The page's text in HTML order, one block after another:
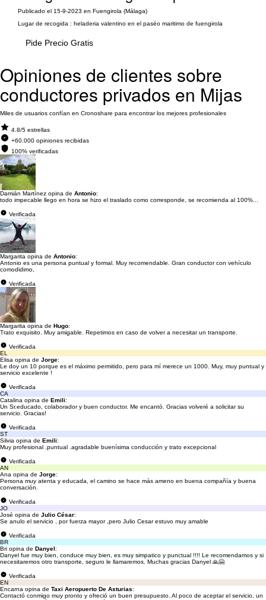
Publicado el 15-9-2023 en Fuengirola (Málaga)
Lugar de recogida : heladeria valentino en el paséo maritimo de fuengirola
Pide Precio Gratis
Opiniones de clientes sobre
conductores privados en Mijas
Miles de usuarios confían en Cronoshare para encontrar los mejores profesionales
4.8/5 estrellas
+60.000 opiniones recibidas
100% verificadas
Damián Martínez opina de Antonio:
todo impecable llego en hora se hizo el traslado como corresponde, se recomienda al 100%...
Verificada
Margarita opina de Antonio:
Antonio es una persona puntual y formal. Muy recomendable. Gran conductor con vehículo
comodidimo,
Verificada
Margarita opina de Hugo:
Trato exquisito. Muy amigable. Repetimos en caso de volver a necesitar un transporte.
Verificada
EL
Elisa opina de Jorge:
Le doy un 10 porque es el máximo permitido, pero para mí merece un 1000. Muy, muy puntual y
servicio excelente !
Verificada
CA
Catalina opina de Emili:
Un Sr.educado, colaborador y buen conductor. Me encantó. Gracias volveré a solicitar su
servicio. Gracias!
Verificada
ST
Silvia opina de Emili:
Muy profesional .puntual .agradable buenísima conducción y trato excepcional
Verificada
AN
Ana opina de Jorge:
Persona muy atenta y educada, el camino se hace más ameno en buena compañía y buena
conversación.
Verificada
JO
José opina de Julio César:
Se anulo el servicio , por fuerza mayor ,pero Julio Cesar estuvo muy amable
Verificada
BR
Bri opina de Danyel:
Danyel fue muy bien, conduce muy bien, es muy simpatico y punctual !!!! Le recomendamos y si
necesitaremos otro transporte, seguro le llamaremos. Muchas gracias Danyel 🙏🤗
Verificada
EN
Encarna opina de Taxi Aeropuerto De Asturias:
Contactó conmigo muy pronto y ofreció un buen presupuesto. Al poco de aceptar el servicio, un